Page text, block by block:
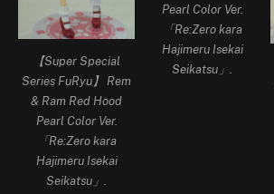
【Super Special
Series FuRyu】 Rem
& Ram Red Hood
Pearl Color Ver.
「Re:Zero kara
Hajimeru Isekai
Seikatsu」.
Pearl Color Ver.
「Re:Zero kara
Hajimeru Isekai
Seikatsu」.